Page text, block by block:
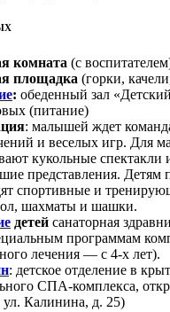
комната (с
площадка (горки,
: обеденный зал
(питание)
: малышей ждет
и веселых игр. Для
кукольные спектакли
представления. Детям
спортивные и
шахматы и шашки.
детей санаторная
программам
лечения — с 4-х лет).
: детское отделение в
СПА-комплекса,
Калинина, д. 25)